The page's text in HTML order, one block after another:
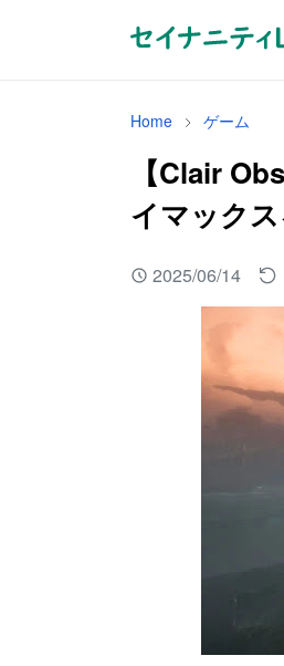
Home ゲーム
【Clair
イマック
2025/06/14